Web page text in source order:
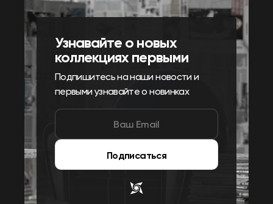
Узнавайте о новых
коллекциях первыми
Подпишитесь на наши новости и
первыми узнавайте о новинках
Подписаться